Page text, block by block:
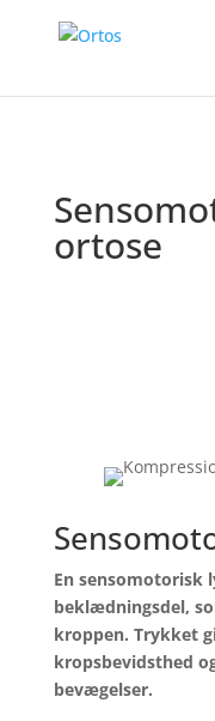
ortose
En sensomotorisk
beklædningsdel,
kroppen. Trykket
kropsbevidsthed
bevægelser.